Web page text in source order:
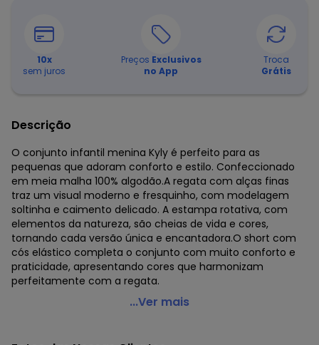
10x
sem juros
Preços Exclusivos
no App
Troca
Grátis
Descrição
O conjunto infantil menina Kyly é perfeito para as
pequenas que adoram conforto e estilo. Confeccionado
em meia malha 100% algodão.A regata com alças finas
traz um visual moderno e fresquinho, com modelagem
soltinha e caimento delicado. A estampa rotativa, com
elementos da natureza, são cheias de vida e cores,
tornando cada versão única e encantadora.O short com
cós elástico completa o conjunto com muito conforto e
praticidade, apresentando cores que harmonizam
perfeitamente com a regata.
Kyly - Conjunto Infantil Menina em Algodão Rosa
Modelagem: Ampla
...Ver mais